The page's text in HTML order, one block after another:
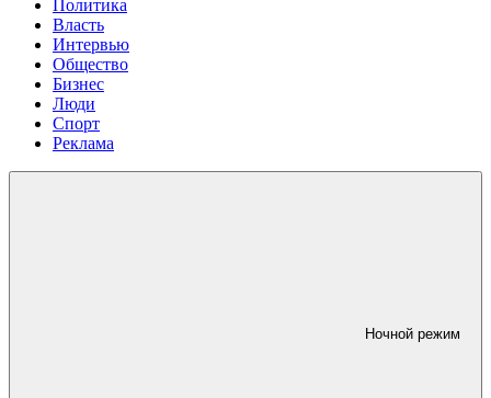
Политика
Власть
Интервью
Общество
Бизнес
Люди
Спорт
Реклама
Ночной режим